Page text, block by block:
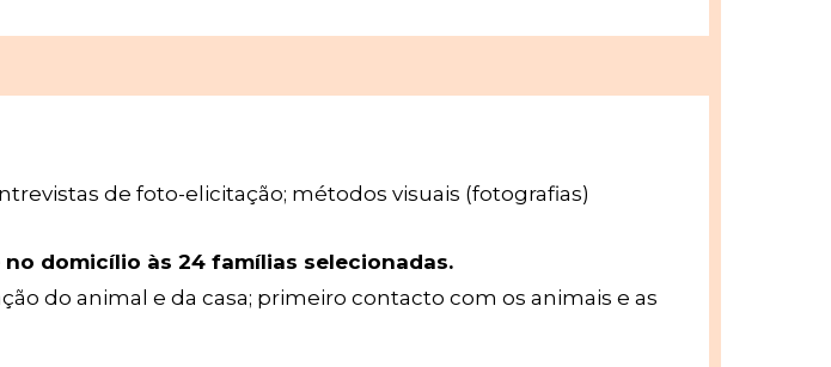
de foto-elicitação; métodos visuais (fotografias)
domicílio às 24 famílias selecionadas.
do animal e da casa; primeiro contacto com os animais e as